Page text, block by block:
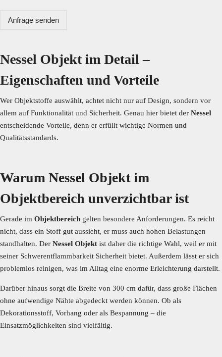
Anfrage senden
Nessel Objekt im Detail –
Eigenschaften und Vorteile
Wer Objektstoffe auswählt, achtet nicht nur auf Design, sondern vor
allem auf Funktionalität und Sicherheit. Genau hier bietet der Nessel
entscheidende Vorteile, denn er erfüllt wichtige Normen und
Qualitätsstandards.
Warum Nessel Objekt im
Objektbereich unverzichtbar ist
Gerade im Objektbereich gelten besondere Anforderungen. Es reicht
nicht, dass ein Stoff gut aussieht, er muss auch hohen Belastungen
standhalten. Der Nessel Objekt ist daher die richtige Wahl, weil er mit
seiner Schwerentflammbarkeit Sicherheit bietet. Außerdem lässt er sich
problemlos reinigen, was im Alltag eine enorme Erleichterung darstellt.
Darüber hinaus sorgt die Breite von 300 cm dafür, dass große Flächen
ohne aufwendige Nähte abgedeckt werden können. Ob als
Dekorationsstoff, Vorhang oder als Bespannung – die
Einsatzmöglichkeiten sind vielfältig.